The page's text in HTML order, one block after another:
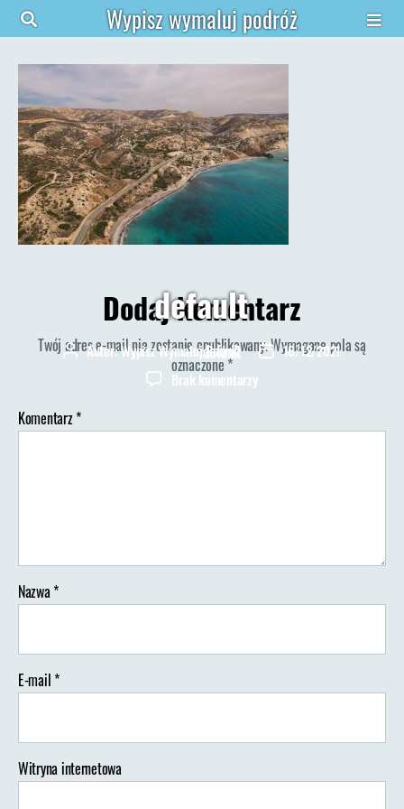
Wypisz wymaluj podróż
default
default
AutorAutor:Wypisz Wymaluj Podróż
Data16/12/2021
Brak komentarzydo
Dodaj komentarz
Twój adres e-mail nie zostanie opublikowany.Wymagane pola są
oznaczone*
Komentarz*
Nazwa*
E-mail*
Witryna internetowa